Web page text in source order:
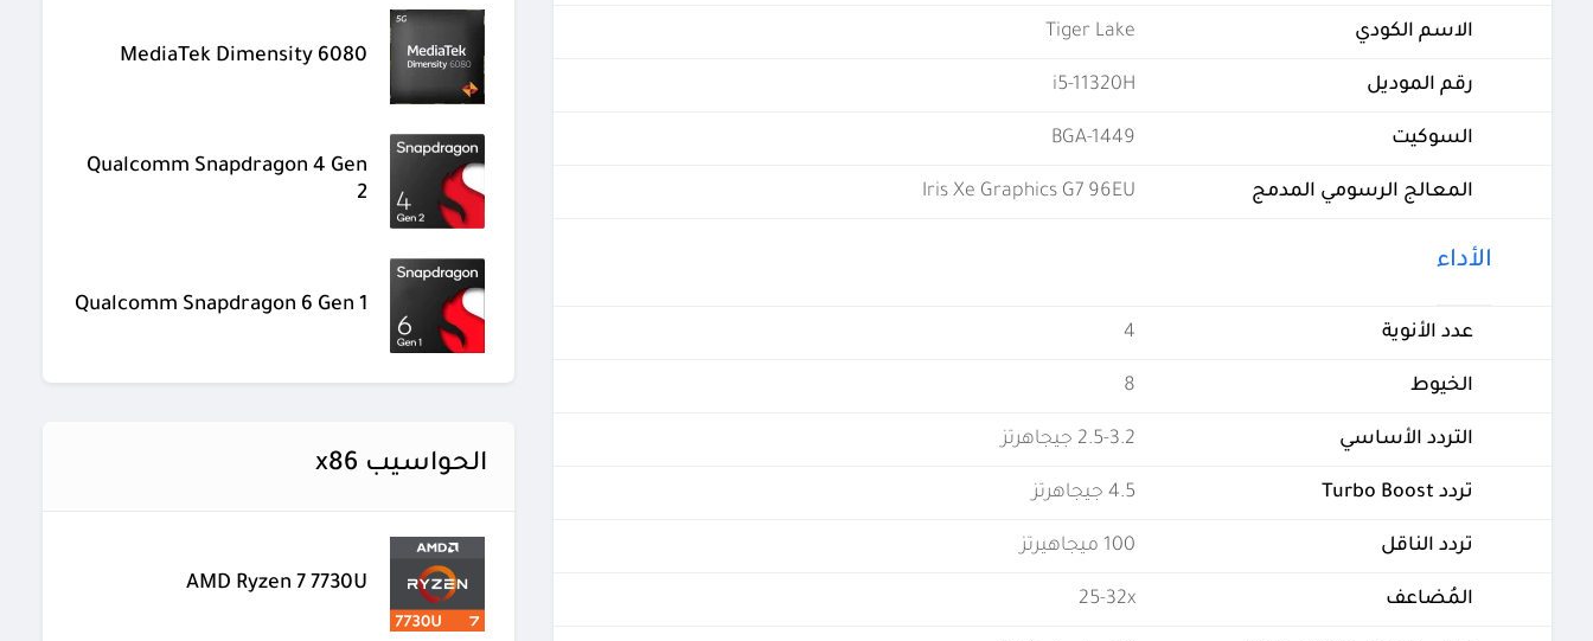
الاسم الكودي Tiger Lake
رقم الموديل i5-11320H
السوكيت BGA-1449
المعالج الرسومي المدمج Iris Xe Graphics G7 96EU
الأداء
عدد الأنوية 4
الخيوط 8
التردد الأساسي 2.5-3.2 جيجاهرتز
تردد Turbo Boost 4.5 جيجاهرتز
تردد الناقل 100 ميجاهيرتز
المُضاعف 25-32x
MediaTek Dimensity 6080
Qualcomm Snapdragon 4 Gen
2
Qualcomm Snapdragon 6 Gen 1
الحواسيب x86
AMD Ryzen 7 7730U